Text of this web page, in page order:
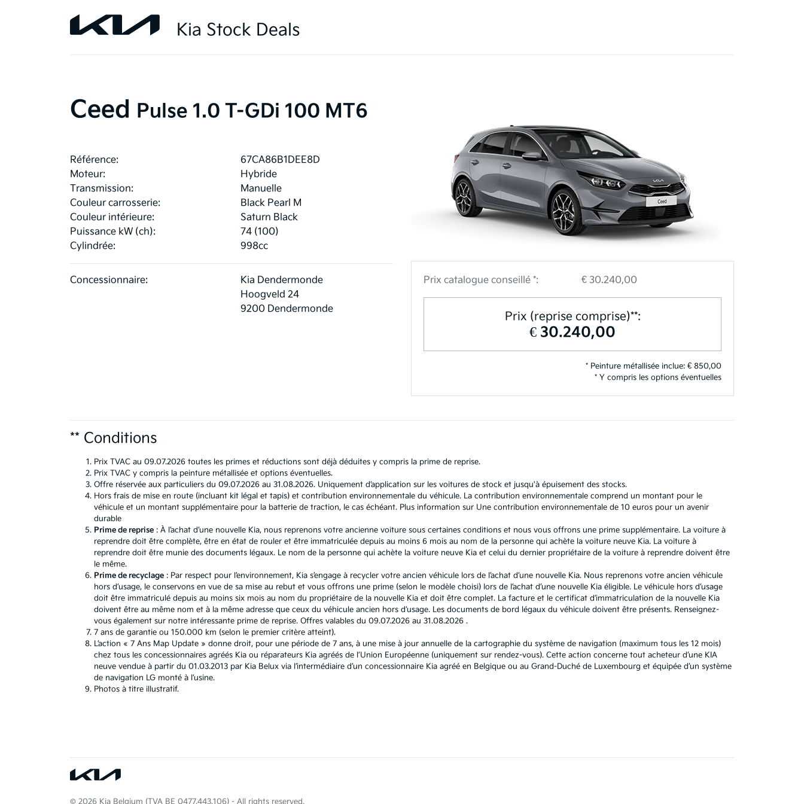
Kia Stock Deals
Ceed Pulse 1.0 T-GDi 100 MT6
Référence:
67CA86B1DEE8D
Moteur:
Hybride
Transmission:
Manuelle
Couleur carrosserie:
Black Pearl M
Couleur intérieure:
Saturn Black
Puissance kW (ch):
74 (100)
Cylindrée:
998cc
Concessionnaire:
Kia Dendermonde
Hoogveld 24
9200 Dendermonde
Prix catalogue conseillé *: € 30.240,00
Prix (reprise comprise)**:
€ 30.240,00
* Peinture métallisée inclue: € 850,00
* Y compris les options éventuelles
** Conditions
Prix TVAC au 09.07.2026 toutes les primes et réductions sont déjà déduites y compris la prime de reprise.
Prix TVAC y compris la peinture métallisée et options éventuelles.
Offre réservée aux particuliers du 09.07.2026 au 31.08.2026. Uniquement d’application sur les voitures de stock et jusqu'à épuisement des stocks.
Hors frais de mise en route (incluant kit légal et tapis) et contribution environnementale du véhicule. La contribution environnementale comprend un montant pour le
véhicule et un montant supplémentaire pour la batterie de traction, le cas échéant. Plus information sur Une contribution environnementale de 10 euros pour un avenir
durable
Prime de reprise : À l’achat d’une nouvelle Kia, nous reprenons votre ancienne voiture sous certaines conditions et nous vous offrons une prime supplémentaire. La voiture à
reprendre doit être complète, être en état de rouler et être immatriculée depuis au moins 6 mois au nom de la personne qui achète la voiture neuve Kia. La voiture à
reprendre doit être munie des documents légaux. Le nom de la personne qui achète la voiture neuve Kia et celui du dernier propriétaire de la voiture à reprendre doivent être
le même.
Prime de recyclage : Par respect pour l’environnement, Kia s’engage à recycler votre ancien véhicule lors de l’achat d’une nouvelle Kia. Nous reprenons votre ancien véhicule
hors d’usage, le conservons en vue de sa mise au rebut et vous offrons une prime (selon le modèle choisi) lors de l’achat d’une nouvelle Kia éligible. Le véhicule hors d’usage
doit être immatriculé depuis au moins six mois au nom du propriétaire de la nouvelle Kia et doit être complet. La facture et le certificat d’immatriculation de la nouvelle Kia
doivent être au même nom et à la même adresse que ceux du véhicule ancien hors d’usage. Les documents de bord légaux du véhicule doivent être présents. Renseignez-
vous également sur notre intéressante prime de reprise. Offres valables du 09.07.2026 au 31.08.2026 .
7 ans de garantie ou 150.000 km (selon le premier critère atteint).
L’action « 7 Ans Map Update » donne droit, pour une période de 7 ans, à une mise à jour annuelle de la cartographie du système de navigation (maximum tous les 12 mois)
chez tous les concessionnaires agréés Kia ou réparateurs Kia agréés de l’Union Européenne (uniquement sur rendez-vous). Cette action concerne tout acheteur d’une KIA
neuve vendue à partir du 01.03.2013 par Kia Belux via l’intermédiaire d’un concessionnaire Kia agréé en Belgique ou au Grand-Duché de Luxembourg et équipée d’un système
de navigation LG monté à l’usine.
Photos à titre illustratif.
© 2026 Kia Belgium (TVA BE 0477.443.106) - All rights reserved.